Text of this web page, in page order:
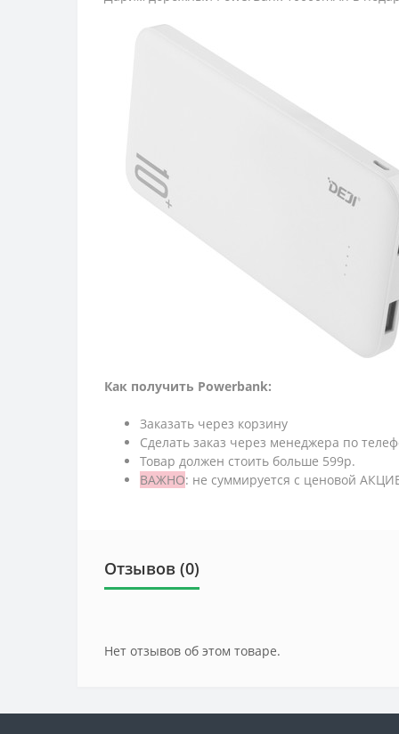
Как получить Powerbank:
Заказать через корзину
Сделать заказ через менеджера по
Товар должен стоить больше 599р.
ВАЖНО: не суммируется с ценовой
Отзывов (0)
Нет отзывов об этом товаре.